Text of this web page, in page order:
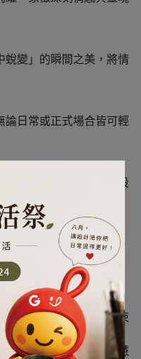
蛻變」的瞬間之美，將情
論日常或正式場合皆可輕
勝利與智慧，守護每一段
一無二
作的溫度與細節之美。
古老，產於斯里蘭卡、柬
寶石，象徵「光明、智慧